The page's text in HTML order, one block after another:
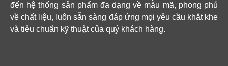
đến hệ thống sản phẩm đa dạng về mẫu mã, phong phú
về chất liệu, luôn sẵn sàng đáp ứng mọi yêu cầu khắt khe
và tiêu chuẩn kỹ thuật của quý khách hàng.